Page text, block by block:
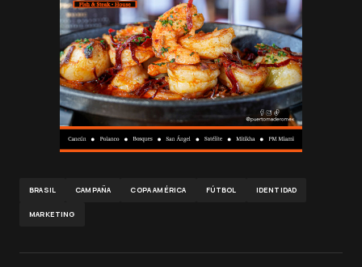
BRASIL CAMPAÑA COPA AMÉRICA FÚTBOL IDENTIDAD
MARKETING